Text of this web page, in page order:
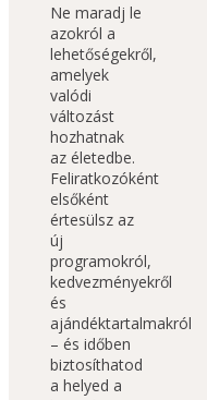
Ne maradj le
azokról a
lehetőségekről,
amelyek
valódi
változást
hozhatnak
az életedbe.
Feliratkozóként
elsőként
értesülsz az
új
programokról,
kedvezményekről
és
ajándéktartalmakról
– és időben
biztosíthatod
a helyed a